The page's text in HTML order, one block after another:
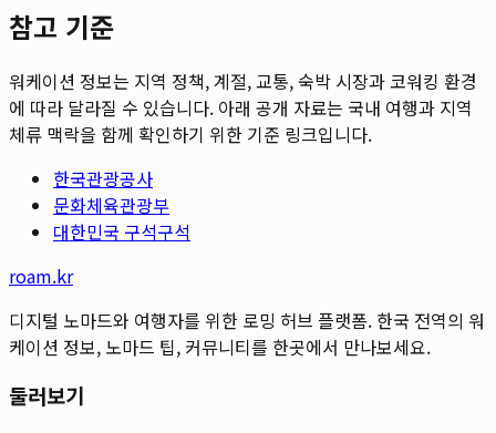
참고 기준
워케이션 정보는 지역 정책, 계절, 교통, 숙박 시장과 코워킹 환경
에 따라 달라질 수 있습니다. 아래 공개 자료는 국내 여행과 지역
체류 맥락을 함께 확인하기 위한 기준 링크입니다.
한국관광공사
문화체육관광부
대한민국 구석구석
roam.kr
디지털 노마드와 여행자를 위한 로밍 허브 플랫폼. 한국 전역의 워
케이션 정보, 노마드 팁, 커뮤니티를 한곳에서 만나보세요.
둘러보기